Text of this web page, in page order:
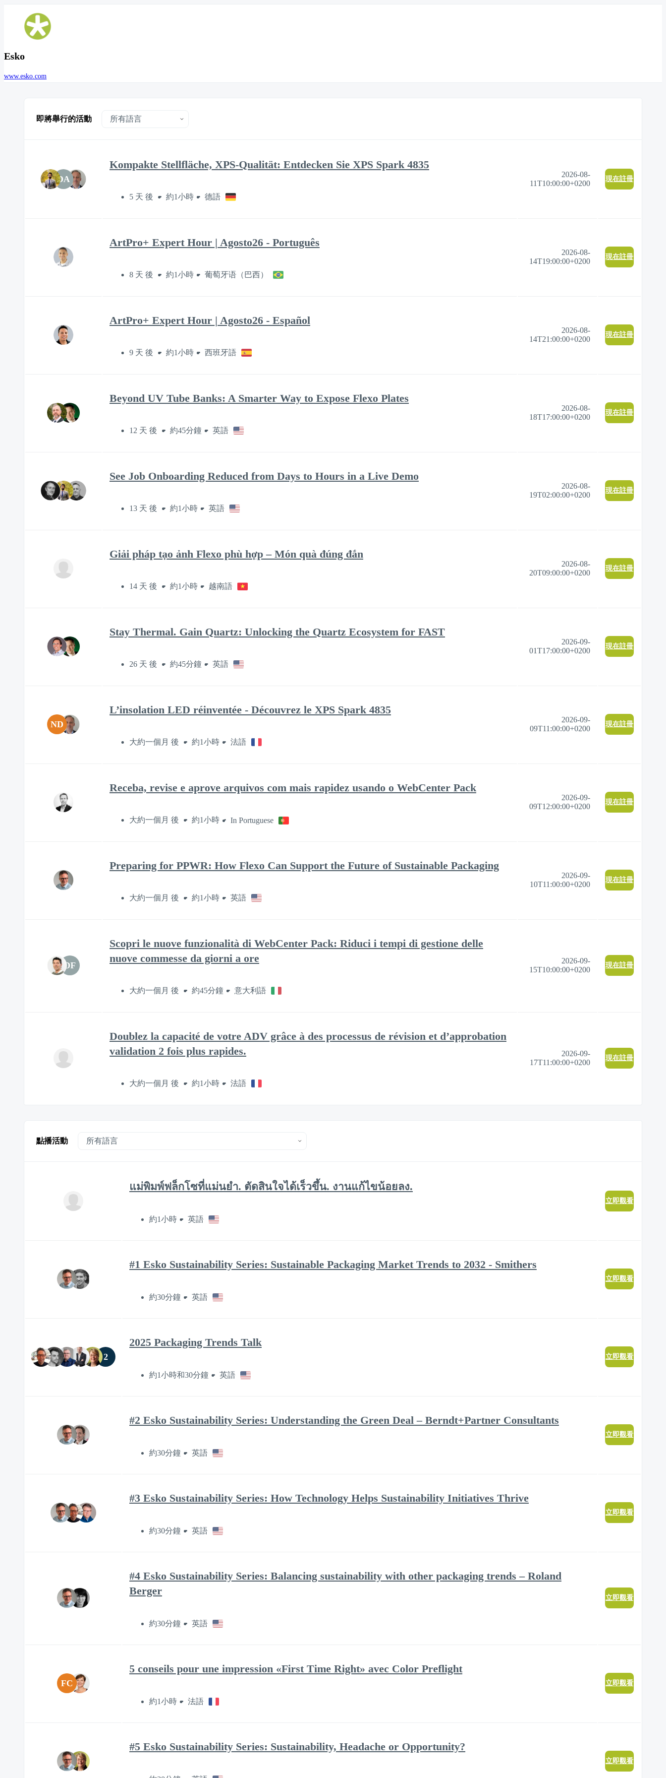
Esko
www.esko.com
即將舉行的活動
DA
Kompakte Stellfläche, XPS-Qualität: Entdecken Sie XPS Spark 4835
5 天 後 約1小時 德語
2026-08-
11T10:00:00+0200
現在註冊
ArtPro+ Expert Hour | Agosto26 - Português
8 天 後 約1小時 葡萄牙语（巴西）
2026-08-
14T19:00:00+0200
現在註冊
ArtPro+ Expert Hour | Agosto26 - Español
9 天 後 約1小時 西班牙語
2026-08-
14T21:00:00+0200
現在註冊
Beyond UV Tube Banks: A Smarter Way to Expose Flexo Plates
12 天 後 約45分鐘 英語
2026-08-
18T17:00:00+0200
現在註冊
See Job Onboarding Reduced from Days to Hours in a Live Demo
13 天 後 約1小時 英語
2026-08-
19T02:00:00+0200
現在註冊
Giải pháp tạo ảnh Flexo phù hợp – Món quà đúng đắn
14 天 後 約1小時 越南語
2026-08-
20T09:00:00+0200
現在註冊
Stay Thermal. Gain Quartz: Unlocking the Quartz Ecosystem for FAST
26 天 後 約45分鐘 英語
2026-09-
01T17:00:00+0200
現在註冊
ND
L’insolation LED réinventée - Découvrez le XPS Spark 4835
大約一個月 後 約1小時 法語
2026-09-
09T11:00:00+0200
現在註冊
Receba, revise e aprove arquivos com mais rapidez usando o WebCenter Pack
大約一個月 後 約1小時 In Portuguese
2026-09-
09T12:00:00+0200
現在註冊
Preparing for PPWR: How Flexo Can Support the Future of Sustainable Packaging
大約一個月 後 約1小時 英語
2026-09-
10T11:00:00+0200
現在註冊
DF
Scopri le nuove funzionalità di WebCenter Pack: Riduci i tempi di gestione delle
nuove commesse da giorni a ore
大約一個月 後 約45分鐘 意大利語
2026-09-
15T10:00:00+0200
現在註冊
Doublez la capacité de votre ADV grâce à des processus de révision et d’approbation
validation 2 fois plus rapides.
大約一個月 後 約1小時 法語
2026-09-
17T11:00:00+0200
現在註冊
點播活動
แม่พิมพ์ฟล็กโซที่แม่นยำ. ตัดสินใจได้เร็วขึ้น. งานแก้ไขน้อยลง.
約1小時 英語
立即觀看
#1 Esko Sustainability Series: Sustainable Packaging Market Trends to 2032 - Smithers
約30分鐘 英語
立即觀看
2
2025 Packaging Trends Talk
約1小時和30分鐘 英語
立即觀看
#2 Esko Sustainability Series: Understanding the Green Deal – Berndt+Partner Consultants
約30分鐘 英語
立即觀看
#3 Esko Sustainability Series: How Technology Helps Sustainability Initiatives Thrive
約30分鐘 英語
立即觀看
#4 Esko Sustainability Series: Balancing sustainability with other packaging trends – Roland
Berger
約30分鐘 英語
立即觀看
FC
5 conseils pour une impression «First Time Right» avec Color Preflight
約1小時 法語
立即觀看
#5 Esko Sustainability Series: Sustainability, Headache or Opportunity?
立即觀看